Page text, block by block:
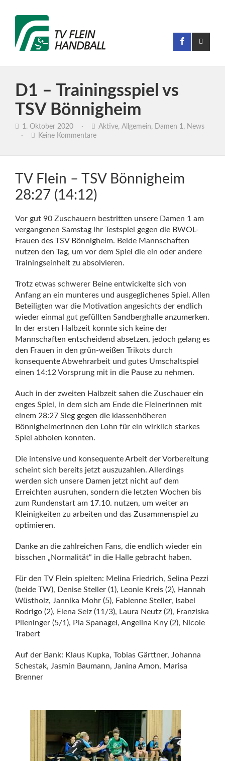
D1 – Trainingsspiel vs
TSV Bönnigheim
1. Oktober 2020 · Aktive, Allgemein, Damen 1, News
·
Keine Kommentare
TV Flein – TSV Bönnigheim
28:27 (14:12)
Vor gut 90 Zuschauern bestritten unsere Damen 1 am
vergangenen Samstag ihr Testspiel gegen die BWOL-
Frauen des TSV Bönnigheim. Beide Mannschaften
nutzen den Tag, um vor dem Spiel die ein oder andere
Trainingseinheit zu absolvieren.
Trotz etwas schwerer Beine entwickelte sich von
Anfang an ein munteres und ausgeglichenes Spiel. Allen
Beteiligten war die Motivation angesichts der endlich
wieder einmal gut gefüllten Sandberghalle anzumerken.
In der ersten Halbzeit konnte sich keine der
Mannschaften entscheidend absetzen, jedoch gelang es
den Frauen in den grün-weißen Trikots durch
konsequente Abwehrarbeit und gutes Umschaltspiel
einen 14:12 Vorsprung mit in die Pause zu nehmen.
Auch in der zweiten Halbzeit sahen die Zuschauer ein
enges Spiel, in dem sich am Ende die Fleinerinnen mit
einem 28:27 Sieg gegen die klassenhöheren
Bönnigheimerinnen den Lohn für ein wirklich starkes
Spiel abholen konnten.
Die intensive und konsequente Arbeit der Vorbereitung
scheint sich bereits jetzt auszuzahlen. Allerdings
werden sich unsere Damen jetzt nicht auf dem
Erreichten ausruhen, sondern die letzten Wochen bis
zum Rundenstart am 17.10. nutzen, um weiter an
Kleinigkeiten zu arbeiten und das Zusammenspiel zu
optimieren.
Danke an die zahlreichen Fans, die endlich wieder ein
bisschen „Normalität“ in die Halle gebracht haben.
Für den TV Flein spielten: Melina Friedrich, Selina Pezzi
(beide TW), Denise Steller (1), Leonie Kreis (2), Hannah
Wüstholz, Jannika Mohr (5), Fabienne Steller, Isabel
Rodrigo (2), Elena Seiz (11/3), Laura Neutz (2), Franziska
Plieninger (5/1), Pia Spanagel, Angelina Kny (2), Nicole
Trabert
Auf der Bank: Klaus Kupka, Tobias Gärttner, Johanna
Schestak, Jasmin Baumann, Janina Amon, Marisa
Brenner